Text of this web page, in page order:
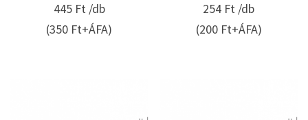
445 Ft /db
(350 Ft+ÁFA)
254 Ft /db
(200 Ft+ÁFA)